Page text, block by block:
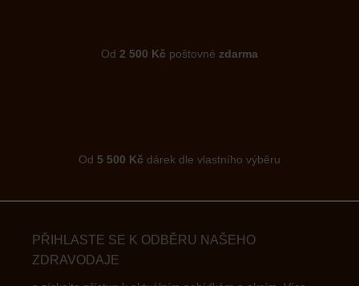
Od 2 500 Kč poštovné zdarma
Od 5 500 Kč dárek dle vlastního výběru
PŘIHLASTE SE K ODBĚRU NAŠEHO
ZDRAVODAJE